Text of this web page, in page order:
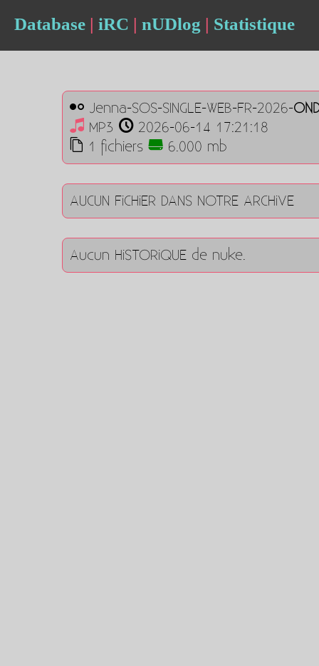
Database | iRC | nUDlog | Statistique
Jenna-SOS-SINGLE-WEB-FR-2026-
MP3
2026-06-14 17:21:18
1 fichiers
6.000 mb
AUCUN FiCHiER DANS NOTRE ARCHiVE
Aucun HiSTORiQUE de nuke.